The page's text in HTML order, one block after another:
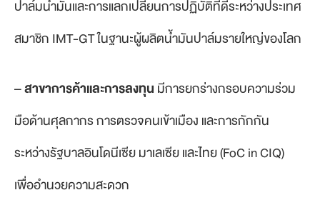
ปาล์มน้ำมันและการแลกเปลี่ยนการปฏิบัติที่ดีระหว่างประเทศ
สมาชิก IMT-GT ในฐานะผู้ผลิตน้ำมันปาล์มรายใหญ่ของโลก
–สาขาการค้าและการลงทุน มีการยกร่างกรอบความร่วม
มือด้านศุลกากร การตรวจคนเข้าเมือง และการกักกัน
ระหว่างรัฐบาลอินโดนีเซีย มาเลเซีย และไทย (FoC in CIQ)
เพื่ออำนวยความสะดวก